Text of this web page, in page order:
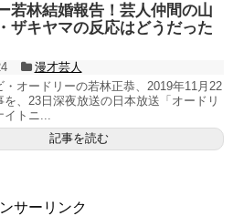
若林結婚報告！芸人仲間の山
ザキヤマの反応はどうだった
漫才芸人
・オードリーの若林正恭、2019年11月22
を、23日深夜放送の日本放送「オードリ
トニ...
記事を読む
サーリンク